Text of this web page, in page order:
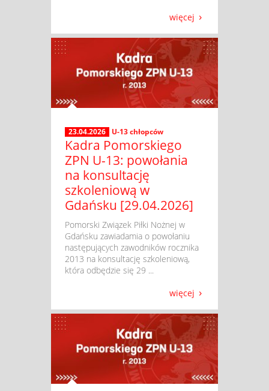
więcej
23.04.2026 U-13 chłopców
Kadra Pomorskiego
ZPN U-13: powołania
na konsultację
szkoleniową w
Gdańsku [29.04.2026]
​ Pomorski Związek Piłki Nożnej w
Gdańsku zawiadamia o powołaniu
następujących zawodników rocznika
2013 na konsultację szkoleniową,
która odbędzie się 29 ...
więcej